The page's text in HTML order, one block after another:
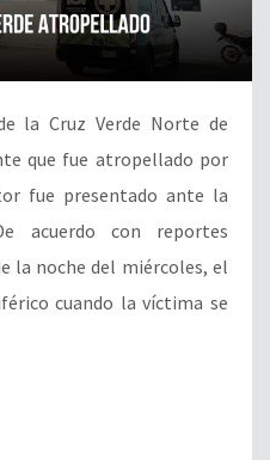
la Cruz Verde Norte de
que fue atropellado por
fue presentado ante la
acuerdo con reportes
la noche del miércoles, el
cuando la víctima se